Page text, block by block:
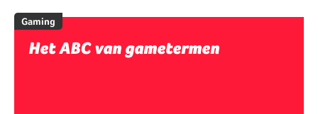
Gaming
Het ABC van gametermen